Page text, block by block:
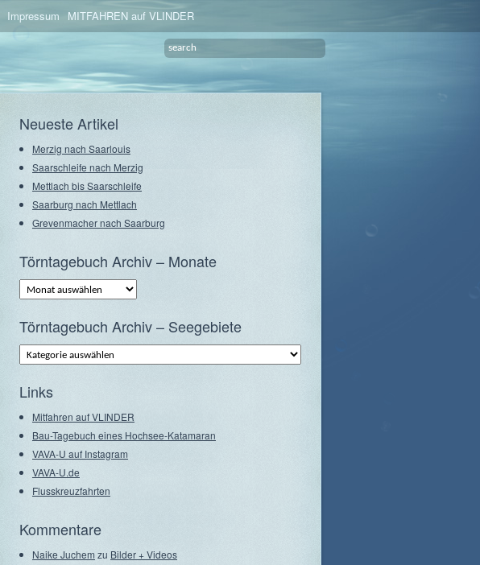
Impressum MITFAHREN auf VLINDER
Neueste Artikel
Merzig nach Saarlouis
Saarschleife nach Merzig
Mettlach bis Saarschleife
Saarburg nach Mettlach
Grevenmacher nach Saarburg
Törntagebuch Archiv – Monate
Törntagebuch
Archiv
–
Törntagebuch Archiv – Seegebiete
Törntagebuch
Archiv
–
Links
Mitfahren auf VLINDER
Bau-Tagebuch eines Hochsee-Katamaran
VAVA-U auf Instagram
VAVA-U.de
Flusskreuzfahrten
Kommentare
Naike Juchemzu Bilder + Videos